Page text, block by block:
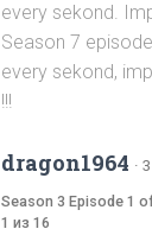
every sekond.
Season 7
every sekond,
!!!
dragon1964 ·
Season 3 Episode 1
1 из 16